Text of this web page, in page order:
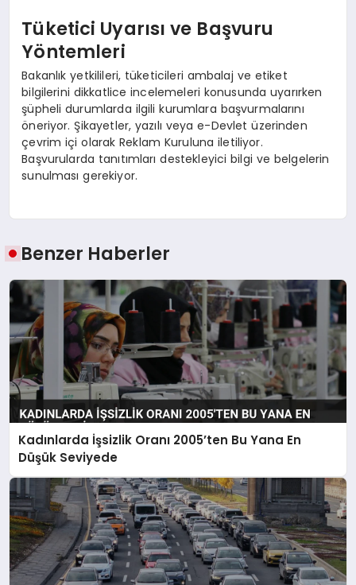
Tüketici Uyarısı ve Başvuru
Yöntemleri
Bakanlık yetkilileri, tüketicileri ambalaj ve etiket
bilgilerini dikkatlice incelemeleri konusunda uyarırken
şüpheli durumlarda ilgili kurumlara başvurmalarını
öneriyor. Şikayetler, yazılı veya e-Devlet üzerinden
çevrim içi olarak Reklam Kuruluna iletiliyor.
Başvurularda tanıtımları destekleyici bilgi ve belgelerin
sunulması gerekiyor.
Benzer Haberler
Kadınlarda İşsizlik Oranı 2005’ten Bu Yana En
Düşük Seviyede